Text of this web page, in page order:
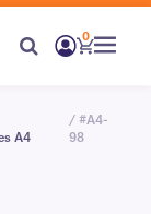
0
A4
/ #A4-
98